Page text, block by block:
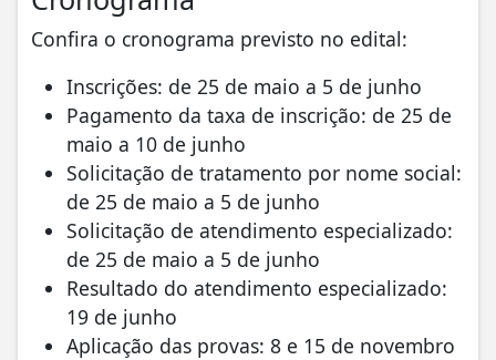
Confira o cronograma previsto no edital:
Inscrições: de 25 de maio a 5 de junho
Pagamento da taxa de inscrição: de 25 de
maio a 10 de junho
Solicitação de tratamento por nome social:
de 25 de maio a 5 de junho
Solicitação de atendimento especializado:
de 25 de maio a 5 de junho
Resultado do atendimento especializado:
19 de junho
Aplicação das provas: 8 e 15 de novembro